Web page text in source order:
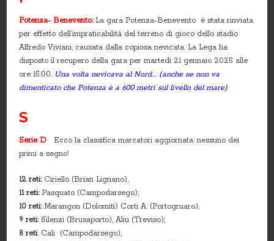
Potenza- Benevento: La gara Potenza-Benevento è stata rinviata
per effetto dell’impraticabilità del terreno di gioco dello stadio
Alfredo Viviani, causata dalla copiosa nevicata. La Lega ha
disposto il recupero della gara per martedì 21 gennaio 2025 alle
ore 15:00. Una volta nevicava al Nord…. (anche se non va
dimenticato che Potenza è a 600 metri sul livello del mare)
S
Serie D
Ecco la classifica marcatori aggiornata: nessuno dei
primi a segno!
12 reti: Ciriello (Brian Lignano),
11 reti: Pasquato (Campodarsego);
10 reti: Marangon (Dolomiti) Corti A. (Portogruaro),
9 reti:Silenzi (Brusaporto), Aliu (Treviso);
8 reti: Cali (Campodarsego),